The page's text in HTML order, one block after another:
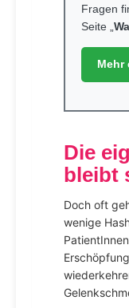
Fragen
Seite „
Mehr
Die
bleibt
Doch oft
wenige